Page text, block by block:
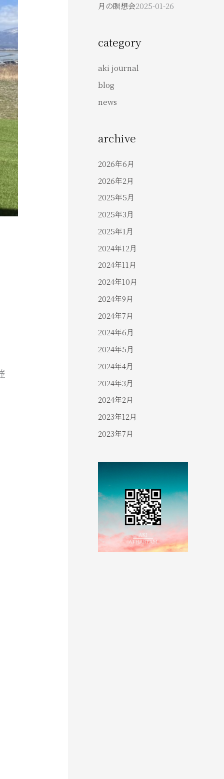
月の瞑想会2025-01-26
category
aki journal
blog
news
archive
2026年6月
2026年2月
2025年5月
2025年3月
2025年1月
2024年12月
2024年11月
2024年10月
2024年9月
2024年7月
2024年6月
2024年5月
2024年4月
2024年3月
2024年2月
2023年12月
2023年7月